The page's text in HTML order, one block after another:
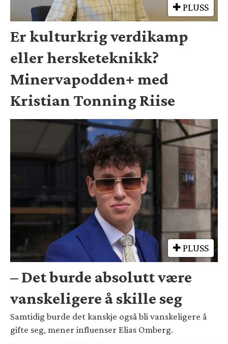
PLUSS
Er kulturkrig verdikamp
eller hersketeknikk?
Minervapodden+ med
Kristian Tonning Riise
PLUSS
– Det burde absolutt være
vanskeligere å skille seg
Samtidig burde det kanskje også bli vanskeligere å
gifte seg, mener influenser Elias Omberg.